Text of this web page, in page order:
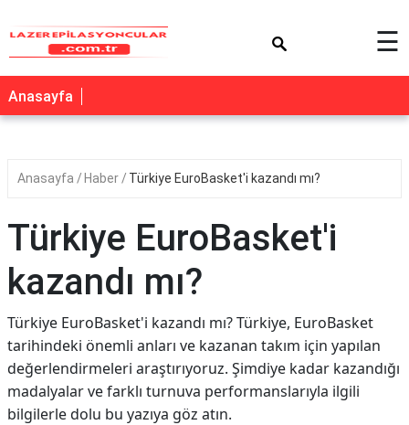
☰
Anasayfa
Anasayfa Haber Türkiye EuroBasket'i kazandı mı?
Türkiye EuroBasket'i
kazandı mı?
Türkiye EuroBasket'i kazandı mı? Türkiye, EuroBasket
tarihindeki önemli anları ve kazanan takım için yapılan
değerlendirmeleri araştırıyoruz. Şimdiye kadar kazandığı
madalyalar ve farklı turnuva performanslarıyla ilgili
bilgilerle dolu bu yazıya göz atın.